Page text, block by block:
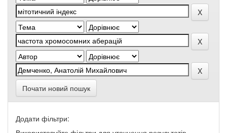
Почати новий пошук
Додати фільтри: